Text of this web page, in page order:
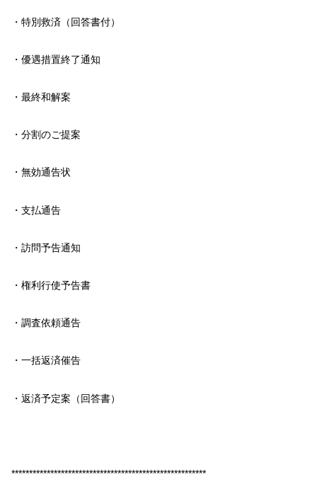
・特別救済（回答書付）
・優遇措置終了通知
・最終和解案
・分割のご提案
・無効通告状
・支払通告
・訪問予告通知
・権利行使予告書
・調査依頼通告
・一括返済催告
・返済予定案（回答書）
*******************************************************